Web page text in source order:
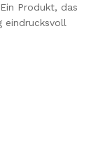
Produkt, das
eindrucksvoll